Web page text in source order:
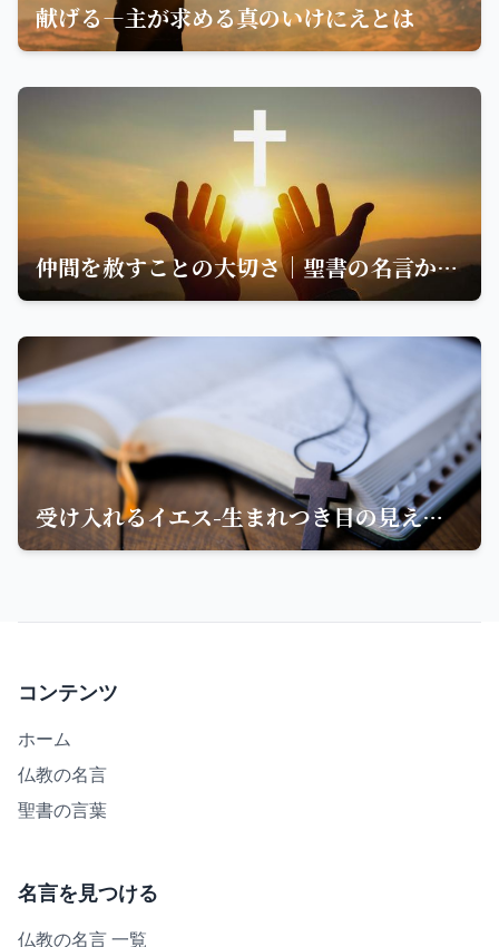
献げる—主が求める真のいけにえとは
仲間を赦すことの大切さ｜聖書の名言から学ぶ
受け入れるイエス-生まれつき目の見えない人の奇跡と聖句の教え
コンテンツ
ホーム
仏教の名言
聖書の言葉
名言を見つける
仏教の名言 一覧